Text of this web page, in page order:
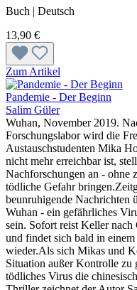
Buch | Deutsch
13,90 €
Zum Artikel
Pandemie - Der Beginn
Salim Güler
Wuhan, November 2019.
Forschungslabor wird die
Austauschstudenten Mika
nicht mehr erreichbar ist,
Nachforschungen an - ohne
tödliche Gefahr
beunruhigende Nachrichten
Wuhan - ein gefährliches
sein. Sofort reist Keller nach
und findet sich bald in
wieder.Als sich Mikas und
Situation außer Kontrolle zu
tödliches Virus die